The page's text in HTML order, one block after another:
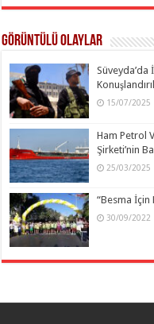
Görüntülü Olaylar
Süveyda’da
15/07/2025
Ham Petrol
Şirketi’nin
25/03/2025
“Besma
30/09/2022